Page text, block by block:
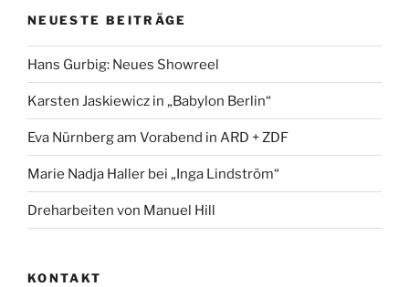
NEUESTE BEITRÄGE
Hans Gurbig: Neues Showreel
Karsten Jaskiewicz in „Babylon Berlin“
Eva Nürnberg am Vorabend in ARD + ZDF
Marie Nadja Haller bei „Inga Lindström“
Dreharbeiten von Manuel Hill
KONTAKT